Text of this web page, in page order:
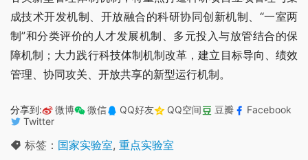
成技术开发机制、开放融合的科研协同创新机制、“一室两
制”和分类评价的人才发展机制、多元投入与放管结合的保
障机制；大力践行科技体制机制改革，建立目标导向、绩效
管理、协同攻关、开放共享的新型运行机制。
分享到: 微博 微信 QQ好友 QQ空间 豆瓣
Facebook
Twitter
标签： 国家实验室, 重点实验室